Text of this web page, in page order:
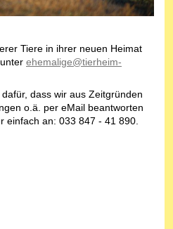
Tiere in ihrer neuen Heimat
ehemalige@tierheim-
dass wir aus Zeitgründen
o.ä. per eMail beantworten
einfach an: 033 847 - 41 890.